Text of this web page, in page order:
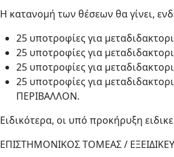
Η κατανομή των θέσεων θα γίνει,
25 υποτροφίες για
25 υποτροφίες για
25 υποτροφίες για
25 υποτροφίες για
ΠΕΡΙΒΑΛΛΟΝ.
Ειδικότερα, οι υπό προκήρυξη
ΕΠΙΣΤΗΜΟΝΙΚΟΣ ΤΟΜΕΑΣ /